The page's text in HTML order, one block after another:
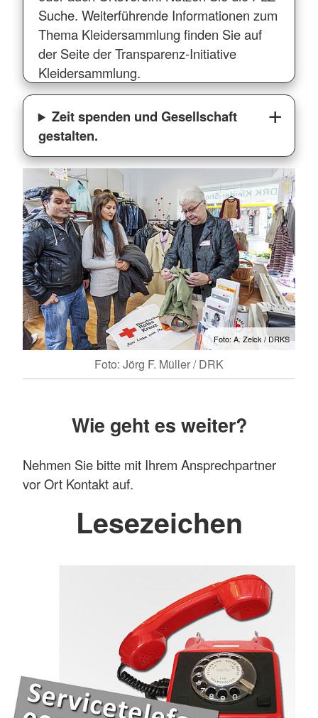
Suche. Weiterführende Informationen zum
Thema Kleidersammlung finden Sie auf
der Seite der Transparenz-Initiative
Kleidersammlung.
Zeit spenden und Gesellschaft
gestalten.
Foto: A. Zelck / DRKS
Foto: Jörg F. Müller / DRK
Wie geht es weiter?
Nehmen Sie bitte mit Ihrem Ansprechpartner
vor Ort Kontakt auf.
Lesezeichen